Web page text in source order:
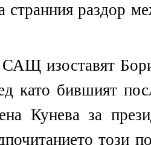
странния раздор
изоставят
като бившият
Кунева за
този